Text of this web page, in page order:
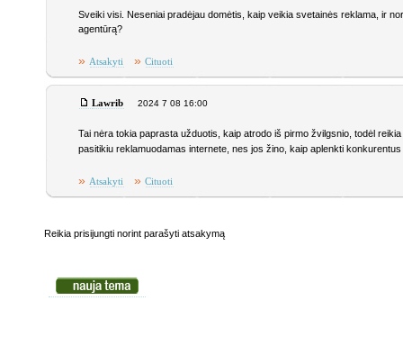
Sveiki visi. Neseniai pradėjau domėtis, kaip veikia svetainės reklama, ir
agentūrą?
» Atsakyti » Cituoti
Lawrib 2024 7 08 16:00
Tai nėra tokia paprasta užduotis, kaip atrodo iš pirmo žvilgsnio, todėl
pasitikiu reklamuodamas internete, nes jos žino, kaip aplenkti
» Atsakyti » Cituoti
Reikia prisijungti norint parašyti atsakymą